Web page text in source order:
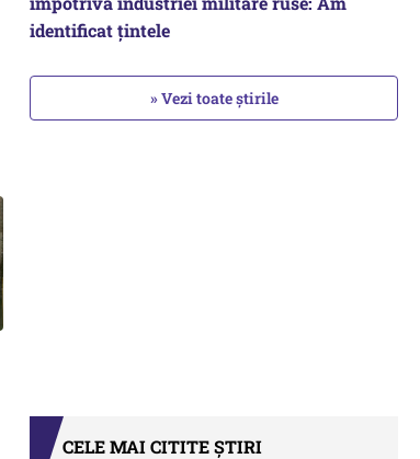
identificat țintele
» Vezi toate știrile
CELE MAI CITITE ȘTIRI